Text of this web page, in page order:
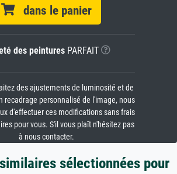
dans le panier
des peinturesPARFAIT
des ajustements de luminosité et de
recadrage personnalisé de l'image, nous
d'effectuer ces modifications sans frais
pour vous. S'il vous plaît n'hésitez pas
à nous contacter.
sélectionnées pour